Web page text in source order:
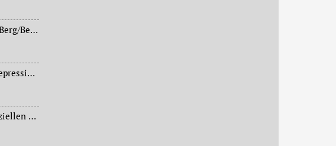
Offizielle Eröffnung des neuen Sport- und Bewegungsfeldes Frankfurter Berg/Berkersheim.
Erste öffentliche Veranstaltung des neu gegründeten „Bündnis gegen Depression“ in der Deutschen Nationalbibliothek.
Start des neuen Social-Media-Projekts der Frankfurter Polizei. Nach offiziellen Kanälen bei Facebook und Twitter ist das Polizeipräsidium jetzt auch auf Instagram aktiv.